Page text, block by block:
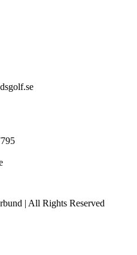
| All Rights Reserved